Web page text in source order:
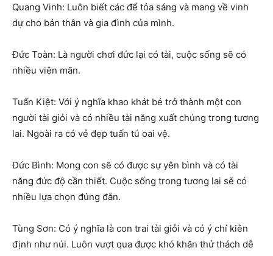
Quang Vinh: Luôn biết các để tỏa sáng và mang về vinh
dự cho bản thân và gia đình của mình.
Đức Toàn: Là người chơi đức lại có tài, cuộc sống sẽ có
nhiều viên mãn.
Tuấn Kiệt: Với ý nghĩa khao khát bé trở thành một con
người tài giỏi và có nhiều tài năng xuất chúng trong tương
lai. Ngoài ra có vẻ đẹp tuấn tú oai vệ.
Đức Bình: Mong con sẽ có được sự yên bình và có tài
năng đức độ cần thiết. Cuộc sống trong tương lai sẽ có
nhiều lựa chọn đúng đắn.
Tùng Sơn: Có ý nghĩa là con trai tài giỏi và có ý chí kiên
định như núi. Luôn vượt qua được khó khăn thử thách dễ